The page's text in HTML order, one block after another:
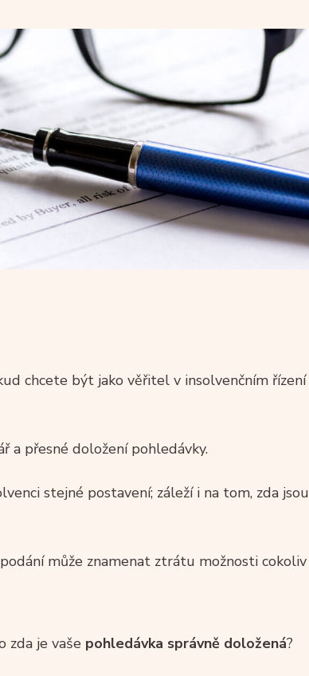
chcete být jako věřitel v insolvenčním řízení
a přesné doložení pohledávky.
stejné postavení; záleží i na tom, zda jsou
může znamenat ztrátu možnosti cokoliv
zda je vaše pohledávka správně doložená?